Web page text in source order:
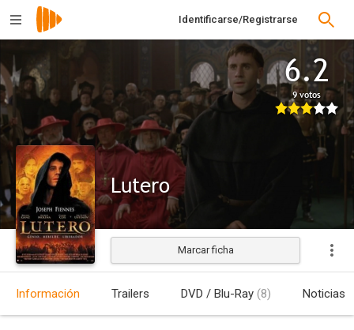
Identificarse/Registrarse
6.2
9 votos
Lutero
Estrenada
Marcar ficha
Información Trailers DVD / Blu-Ray (8) Noticias